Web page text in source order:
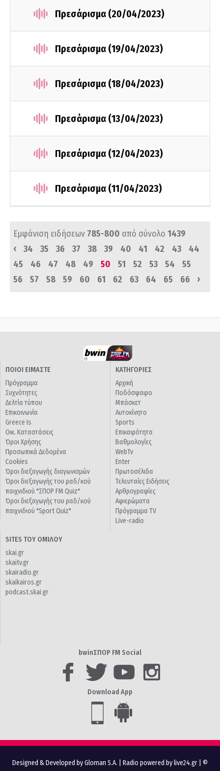
Πρεσάρισμα (20/04/2023)
Πρεσάρισμα (19/04/2023)
Πρεσάρισμα (18/04/2023)
Πρεσάρισμα (13/04/2023)
Πρεσάρισμα (12/04/2023)
Πρεσάρισμα (11/04/2023)
Εμφάνιση ειδήσεων 785-800 από σύνολο 1439
‹
34 35 36 37 38 39 40 41 42 43
44
45
46 47 48 49 50 51 52 53 54
55
56
57 58 59 60 61 62 63 64 65 66 ›
ΠΟΙΟΙ ΕΙΜΑΣΤΕ
Πρόγραμμα
Συχνότητες
Δελτία τύπου
Επικοινωνία
Greece Is
Οικ. Καταστάσεις
Όροι Χρήσης
Προσωπικά Δεδομένα
Cookies
Όροι διεξαγωγής διαγωνισμών
Όροι διεξαγωγής του ραδ/κού
παιχνιδιού "ΣΠΟΡ FM Quiz"
Όροι διεξαγωγής του ραδ/κού
παιχνιδιού "Sport Quiz"
ΚΑΤΗΓΟΡΙΕΣ
Αρχική
Ποδόσφαιρο
Μπάσκετ
Αυτοκίνητο
Sports
Επικαιρότητα
Βαθμολογίες
WebTv
Enter
Πρωτοσέλιδα
Τελευταίες Ειδήσεις
Αρθρογραφίες
Αφιερώματα
Πρόγραμμα TV
Live-radio
SITES ΤΟΥ ΟΜΙΛΟΥ
skai.gr
skaitv.gr
skairadio.gr
skaikairos.gr
podcast.skai.gr
bwinΣΠΟΡ FM Social
Download App
Designed & Developed by Gloman S.A. Radio powered by live24.gr | ©